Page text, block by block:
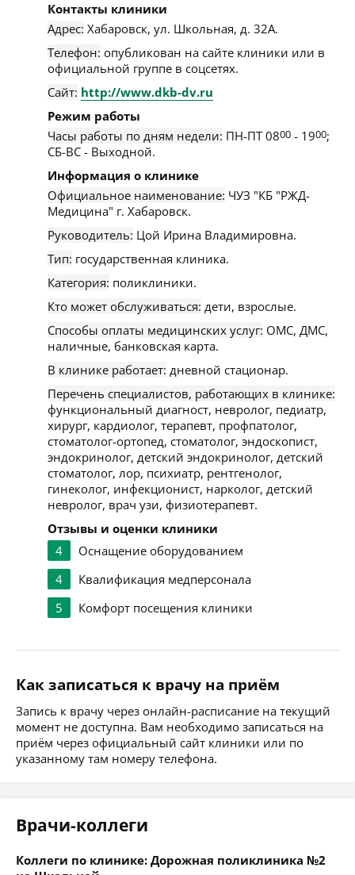
Контакты клиники
Адрес: Хабаровск, ул. Школьная, д. 32А.
Телефон: опубликован на сайте клиники или в
официальной группе в соцсетях.
Сайт: http://www.dkb-dv.ru
Режим работы
Часы работы по дням недели: ПН-ПТ 0800 - 1900;
СБ-ВС - Выходной.
Информация о клинике
Официальное наименование: ЧУЗ "КБ "РЖД-
Медицина" г. Хабаровск.
Руководитель: Цой Ирина Владимировна.
Тип: государственная клиника.
Категория: поликлиники.
Кто может обслуживаться: дети, взрослые.
Способы оплаты медицинских услуг: ОМС, ДМС,
наличные, банковская карта.
В клинике работает: дневной стационар.
Перечень специалистов, работающих в клинике:
функциональный диагност, невролог, педиатр,
хирург, кардиолог, терапевт, профпатолог,
стоматолог-ортопед, стоматолог, эндоскопист,
эндокринолог, детский эндокринолог, детский
стоматолог, лор, психиатр, рентгенолог,
гинеколог, инфекционист, нарколог, детский
невролог, врач узи, физиотерапевт.
Отзывы и оценки клиники
4
Оснащение оборудованием
4
Квалификация медперсонала
5
Комфорт посещения клиники
Как записаться к врачу на приём
Запись к врачу через онлайн-расписание на текущий
момент не доступна. Вам необходимо записаться на
приём через официальный сайт клиники или по
указанному там номеру телефона.
Врачи-коллеги
Коллеги по клинике: Дорожная поликлиника №2